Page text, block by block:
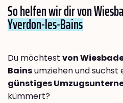
So helfen wir dir von
Yverdon-les-Bains
Du möchtest von
Bainsumziehen und suchst
günstiges
kümmert?